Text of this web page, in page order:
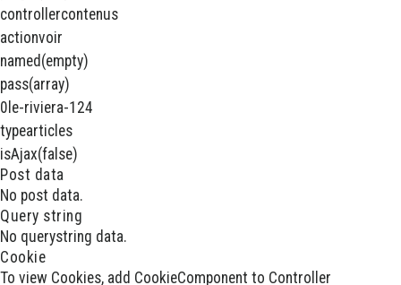
controllercontenus
actionvoir
named (empty)
pass(array)
0 le-riviera-124
typearticles
isAjax(false)
Post data
No post data.
Query string
No querystring data.
Cookie
To view Cookies, add CookieComponent to Controller